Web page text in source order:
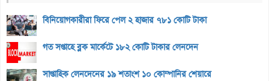
বিনিয়োগকারীরা ফিরে পেল ২ হাজার ৭৮১ কোটি টাকা
গত সপ্তাহে ব্লক মার্কেটে ১৮২ কোটি টাকার লেনদেন
সাপ্তাহিক লেনদেনের ১৯ শতাংশ ১০ কোম্পানির শেয়ারে